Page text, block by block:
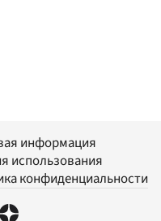
информация
использования
конфиденциальности